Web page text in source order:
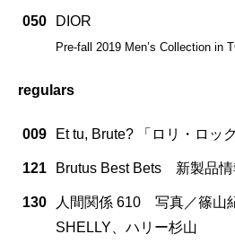
050 DIOR
Pre-fall 2019 Men’s Collection in
regulars
009 Et tu, Brute? 「ロリ・ロッ
121 Brutus Best Bets 新製品情
130
人間関係 610 写真／篠山
SHELLY、ハリー杉山